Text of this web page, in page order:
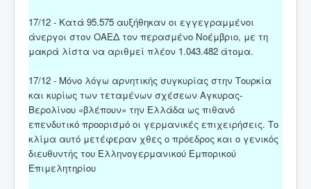
17/12 - Κατά 95.575 αυξήθηκαν οι εγγεγραμμένοι
άνεργοι στον ΟΑΕΔ τον περασμένο Νοέμβριο, με τη
μακρά λίστα να αριθμεί πλέον 1.043.482 άτομα.
17/12 - Μόνο λόγω αρνητικής συγκυρίας στην Τουρκία
και κυρίως των τεταμένων σχέσεων Αγκυρας-
Βερολίνου «βλέπουν» την Ελλάδα ως πιθανό
επενδυτικό προορισμό οι γερμανικές επιχειρήσεις. Το
κλίμα αυτό μετέφεραν χθες ο πρόεδρος και ο γενικός
διευθυντής του Ελληνογερμανικού Εμπορικού
Επιμελητηρίου